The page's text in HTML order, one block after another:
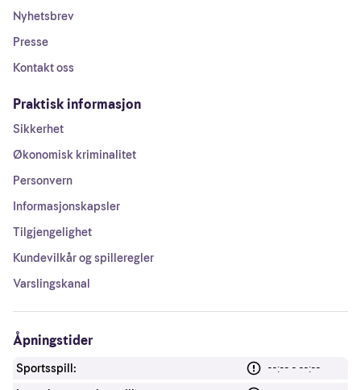
Nyhetsbrev
Presse
Kontakt oss
Praktisk informasjon
Sikkerhet
Økonomisk kriminalitet
Personvern
Informasjonskapsler
Tilgjengelighet
Kundevilkår og spilleregler
Varslingskanal
Åpningstider
Sportsspill:
--:-- - --:--